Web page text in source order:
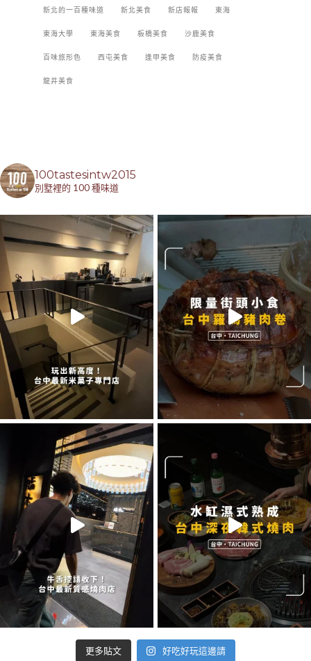
新北的一百種味道 新北美食 新店報報 東海
東海大學 東海美食 板橋美食 沙鹿美食
百味旅形色 西屯美食 逢甲美食 防疫美食
龍井美食
100tastesintw2015
別墅裡的 100 種味道
更多貼文 好吃好玩這邊請